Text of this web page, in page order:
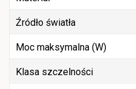
Źródło światła
Moc maksymalna (W)
Klasa szczelności